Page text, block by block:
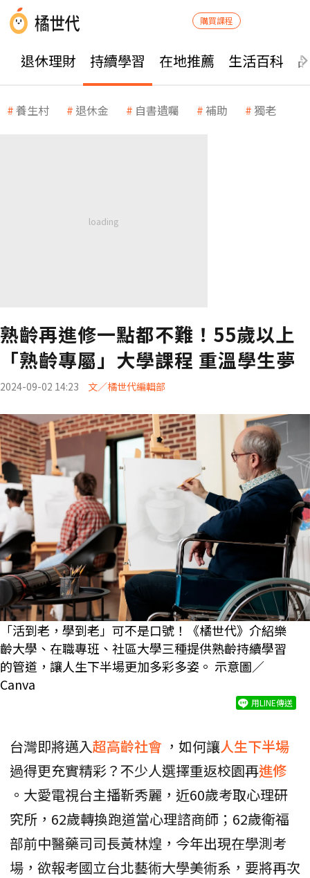
購買課程
退休理財 持續學習 在地推薦 生活百科
養生村 退休金 自書遺囑 補助 獨老
熟齡再進修一點都不難！55歲以上
「熟齡專屬」大學課程 重溫學生夢
2024-09-02 14:23 文／橘世代編輯部
「活到老，學到老」可不是口號！《橘世代》介紹樂
齡大學、在職專班、社區大學三種提供熟齡持續學習
的管道，讓人生下半場更加多彩多姿。 示意圖／
Canva
用LINE傳送
台灣即將邁入超高齡社會 ，如何讓人生下半場
過得更充實精彩？不少人選擇重返校園再進修
。大愛電視台主播靳秀麗，近60歲考取心理研
究所，62歲轉換跑道當心理諮商師；62歲衛福
部前中醫藥司司長黃林煌，今年出現在學測考
場，欲報考國立台北藝術大學美術系，要將再次